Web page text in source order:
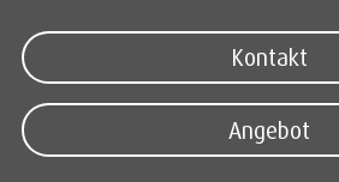
Kontakt
Angebot